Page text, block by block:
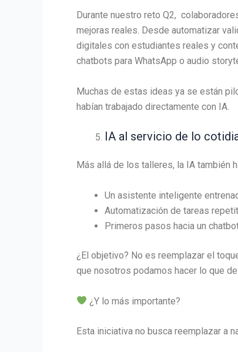
Durante nuestro reto Q2,
mejoras reales. Desde automatizar
digitales con estudiantes reales y
chatbots para WhatsApp o audio
Muchas de estas ideas ya se están
habían trabajado directamente con IA.
IA al servicio de lo
Más allá de los talleres, la IA también
Un asistente inteligente
Automatización de tareas
Primeros pasos hacia un
¿El objetivo? No es reemplazar el
que nosotros podamos hacer lo que
¿Y lo más importante?
Esta iniciativa no busca reemplazar a